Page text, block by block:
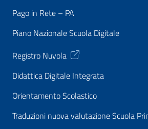
Pago in Rete – PA
Piano Nazionale Scuola Digitale
Registro Nuvola
Didattica Digitale Integrata
Orientamento Scolastico
Traduzioni nuova valutazione Scuola